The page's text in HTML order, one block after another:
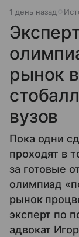
1 день назад
рынок
вузов
Пока одни
проходят в
за готовые
олимпиад
рынок
эксперт по
адвокат